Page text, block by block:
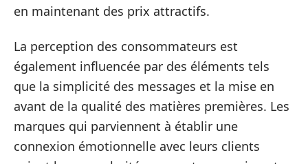
en maintenant des prix attractifs.
La perception des consommateurs est
également influencée par des éléments tels
que la simplicité des messages et la mise en
avant de la qualité des matières premières. Les
marques qui parviennent à établir une
connexion émotionnelle avec leurs clients